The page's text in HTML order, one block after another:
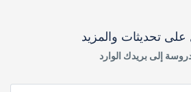
تحديثات والمزيد
إلى بريدك الوارد